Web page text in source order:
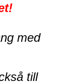
med
till